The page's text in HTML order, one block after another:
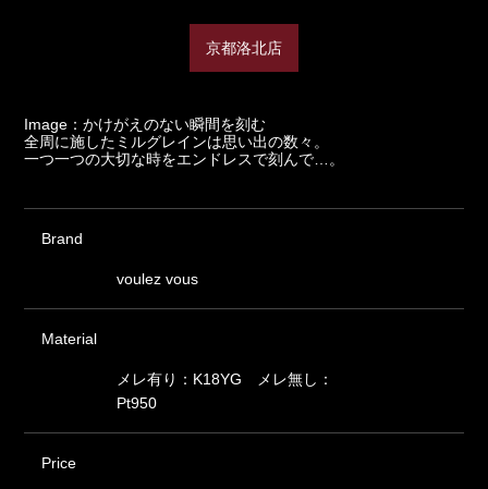
京都洛北店
Image：かけがえのない瞬間を刻む
全周に施したミルグレインは思い出の数々。
一つ一つの大切な時をエンドレスで刻んで…。
Brand
voulez vous
Material
メレ有り：K18YG メレ無し：
Pt950
Price